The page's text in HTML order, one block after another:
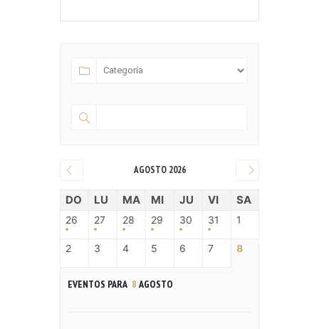
AGOSTO 2026
DO LU MA MI JU VI SA
26 27 28 29 30 31 1
2 3 4 5 6 7 8
EVENTOS PARA 8 AGOSTO